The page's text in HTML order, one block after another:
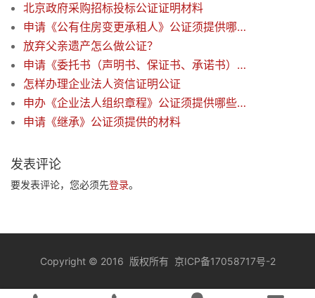
北京政府采购招标投标公证证明材料
申请《公有住房变更承租人》公证须提供哪些材料
放弃父亲遗产怎么做公证？
申请《委托书（声明书、保证书、承诺书）》公证须提供哪些材料
怎样办理企业法人资信证明公证
申办《企业法人组织章程》公证须提供哪些材料
申请《继承》公证须提供的材料
发表评论
要发表评论，您必须先登录。
Copyright © 2016 版权所有 京ICP备17058717号-2